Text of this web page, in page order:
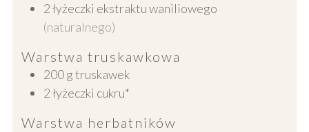
2łyżeczki ekstraktu waniliowego
(naturalnego)
Warstwa truskawkowa
200gtruskawek
2łyżeczki cukru*
Warstwa herbatników